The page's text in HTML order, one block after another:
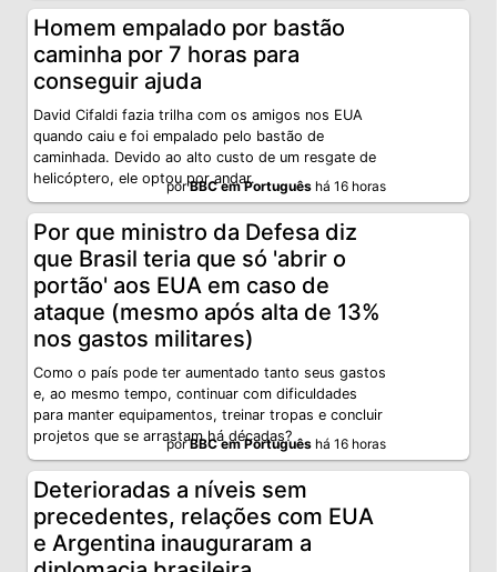
Homem empalado por bastão
caminha por 7 horas para
conseguir ajuda
David Cifaldi fazia trilha com os amigos nos EUA
quando caiu e foi empalado pelo bastão de
caminhada. Devido ao alto custo de um resgate de
helicóptero, ele optou por andar.
porBBC em Português há 16 horas
Por que ministro da Defesa diz
que Brasil teria que só 'abrir o
portão' aos EUA em caso de
ataque (mesmo após alta de 13%
nos gastos militares)
Como o país pode ter aumentado tanto seus gastos
e, ao mesmo tempo, continuar com dificuldades
para manter equipamentos, treinar tropas e concluir
projetos que se arrastam há décadas?
porBBC em Português há 16 horas
Deterioradas a níveis sem
precedentes, relações com EUA
e Argentina inauguraram a